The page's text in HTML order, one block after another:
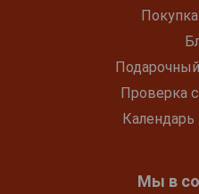
Проверка
Календарь
Мы в